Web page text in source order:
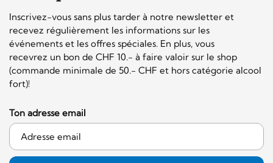
Inscrivez-vous sans plus tarder à notre newsletter et
recevez régulièrement les informations sur les
événements et les offres spéciales. En plus, vous
recevrez un bon de CHF 10.- à faire valoir sur le shop
(commande minimale de 50.- CHF et hors catégorie alcool
fort)!
Ton adresse email